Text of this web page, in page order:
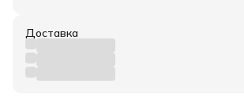
Доставка